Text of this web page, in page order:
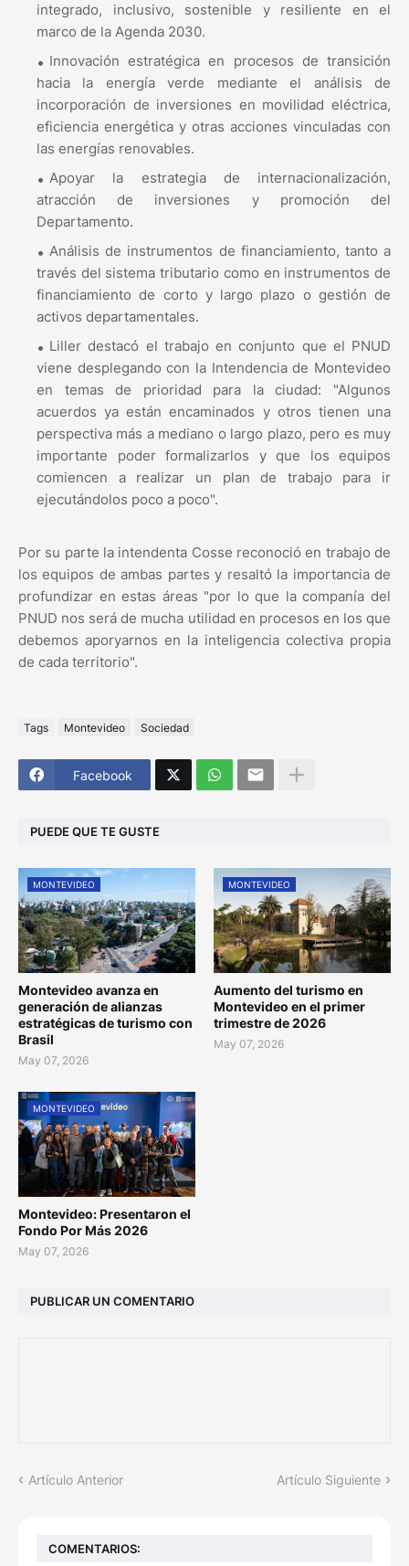
integrado, inclusivo, sostenible y resiliente en el
marco de la Agenda 2030.
Innovación estratégica en procesos de transición
hacia la energía verde mediante el análisis de
incorporación de inversiones en movilidad eléctrica,
eficiencia energética y otras acciones vinculadas con
las energías renovables.
Apoyar la estrategia de internacionalización,
atracción de inversiones y promoción del
Departamento.
Análisis de instrumentos de financiamiento, tanto a
través del sistema tributario como en instrumentos de
financiamiento de corto y largo plazo o gestión de
activos departamentales.
Liller destacó el trabajo en conjunto que el PNUD
viene desplegando con la Intendencia de Montevideo
en temas de prioridad para la ciudad: "Algunos
acuerdos ya están encaminados y otros tienen una
perspectiva más a mediano o largo plazo, pero es muy
importante poder formalizarlos y que los equipos
comiencen a realizar un plan de trabajo para ir
ejecutándolos poco a poco".
Por su parte la intendenta Cosse reconoció en trabajo de
los equipos de ambas partes y resaltó la importancia de
profundizar en estas áreas "por lo que la companía del
PNUD nos será de mucha utilidad en procesos en los que
debemos aporyarnos en la inteligencia colectiva propia
de cada territorio".
Tags Montevideo Sociedad
Facebook
PUEDE QUE TE GUSTE
MONTEVIDEO
Montevideo avanza en
generación de alianzas
estratégicas de turismo con
Brasil
May 07, 2026
MONTEVIDEO
Aumento del turismo en
Montevideo en el primer
trimestre de 2026
May 07, 2026
MONTEVIDEO
Montevideo: Presentaron el
Fondo Por Más 2026
May 07, 2026
PUBLICAR UN COMENTARIO
Artículo Anterior Artículo Siguiente
COMENTARIOS: